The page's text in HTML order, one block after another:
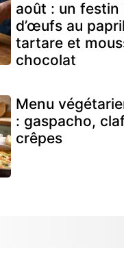
août : un festin
d’œufs au
tartare et
chocolat
Menu
: gaspacho,
crêpes